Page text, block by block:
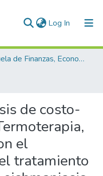
Log In (current)
Escuela de Finanzas, Economía y Gobierno
de costo-
el
tratamiento